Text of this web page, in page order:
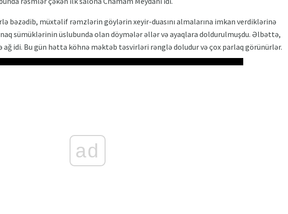
bəzədib, müxtəlif rəmzlərin göylərin xeyir-duasını almalarına imkan verdiklərinə
sümüklərinin üslubunda olan döymələr əllər və ayaqlara doldurulmuşdu. Əlbəttə,
ağ idi. Bu gün hətta köhnə məktəb təsvirləri rənglə doludur və çox parlaq görünürlər.
ad